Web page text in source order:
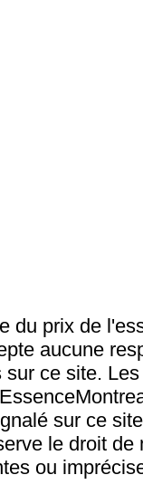
du prix de
aucune
ce site.
sur ce
le droit de
ou